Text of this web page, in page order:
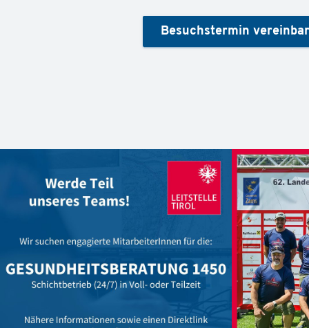
Besuchstermin